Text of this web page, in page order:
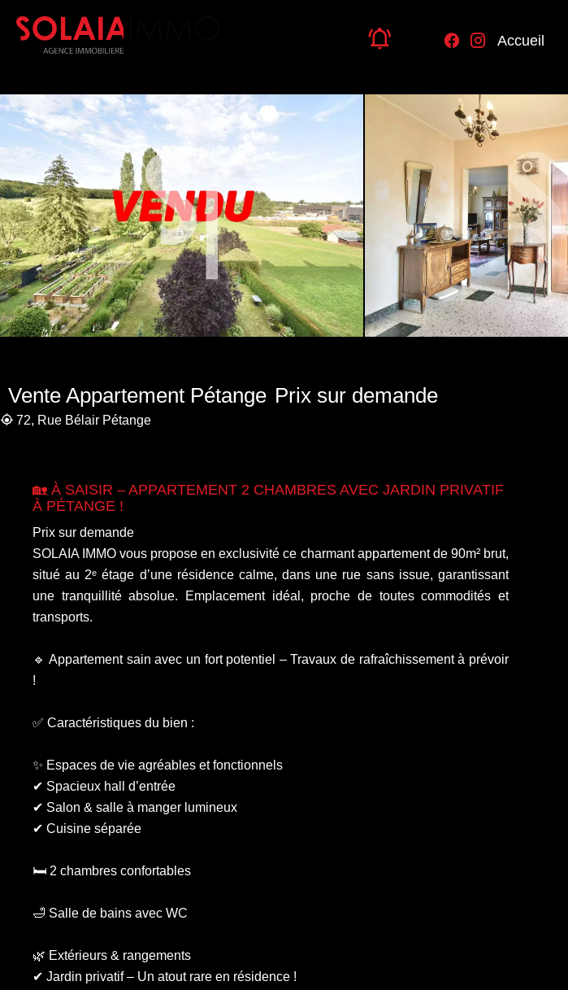
Accueil
Vente Appartement Pétange Prix sur demande
72, Rue Bélair Pétange
🏡 À SAISIR – APPARTEMENT 2 CHAMBRES AVEC JARDIN PRIVATIF
À PÉTANGE !
Prix sur demande
SOLAIA IMMO vous propose en exclusivité ce charmant appartement de 90m² brut,
situé au 2ᵉ étage d’une résidence calme, dans une rue sans issue, garantissant
une tranquillité absolue. Emplacement idéal, proche de toutes commodités et
transports.
🔹 Appartement sain avec un fort potentiel – Travaux de rafraîchissement à prévoir
!
✅ Caractéristiques du bien :
✨ Espaces de vie agréables et fonctionnels
✔ Spacieux hall d’entrée
✔ Salon & salle à manger lumineux
✔ Cuisine séparée
🛏️ 2 chambres confortables
🛁 Salle de bains avec WC
🌿 Extérieurs & rangements
✔ Jardin privatif – Un atout rare en résidence !